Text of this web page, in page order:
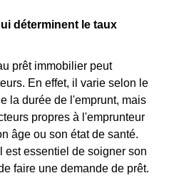
déterminent le taux
prêt immobilier peut
En effet, il varie selon le
la durée de l'emprunt, mais
propres à l'emprunteur
âge ou son état de santé.
est essentiel de soigner son
faire une demande de prêt.